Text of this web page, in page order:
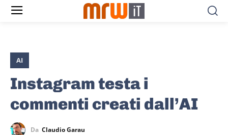
AI
Instagram testa i
commenti creati dall’AI
Da Claudio Garau